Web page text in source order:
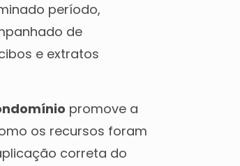
período,
de
e extratos
promove a
os recursos foram
correta do